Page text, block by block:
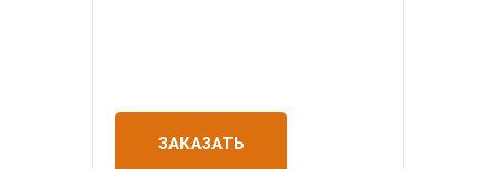
ЗАКАЗАТЬ